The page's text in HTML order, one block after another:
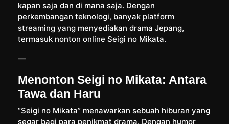
kapan saja dan di mana saja. Dengan
perkembangan teknologi, banyak platform
streaming yang menyediakan drama Jepang,
termasuk nonton online Seigi no Mikata.
—
Menonton Seigi no Mikata: Antara
Tawa dan Haru
“Seigi no Mikata” menawarkan sebuah hiburan yang
segar bagi para penikmat drama. Dengan humor